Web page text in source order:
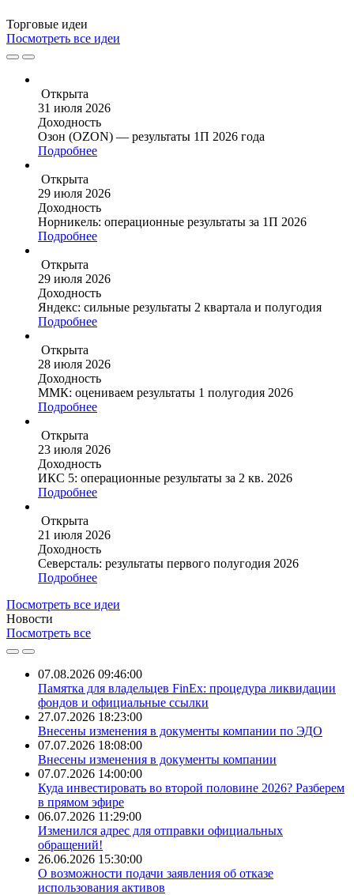
Торговые идеи
Посмотреть все идеи
Открыта
31 июля 2026
Доходность
Озон (OZON) — результаты 1П 2026 года
Подробнее
Открыта
29 июля 2026
Доходность
Норникель: операционные результаты за 1П 2026
Подробнее
Открыта
29 июля 2026
Доходность
Яндекс: сильные результаты 2 квартала и полугодия
Подробнее
Открыта
28 июля 2026
Доходность
ММК: оцениваем результаты 1 полугодия 2026
Подробнее
Открыта
23 июля 2026
Доходность
ИКС 5: операционные результаты за 2 кв. 2026
Подробнее
Открыта
21 июля 2026
Доходность
Северсталь: результаты первого полугодия 2026
Подробнее
Посмотреть все идеи
Новости
Посмотреть все
07.08.2026 09:46:00
Памятка для владельцев FinEx: процедура ликвидации
фондов и официальные ссылки
27.07.2026 18:23:00
Внесены изменения в документы компании по ЭДО
07.07.2026 18:08:00
Внесены изменения в документы компании
07.07.2026 14:00:00
​Куда инвестировать во второй половине 2026? Разберем
в прямом эфире
06.07.2026 11:29:00
Изменился адрес для отправки официальных
обращений!
26.06.2026 15:30:00
О возможности подачи заявления об отказе
использования активов